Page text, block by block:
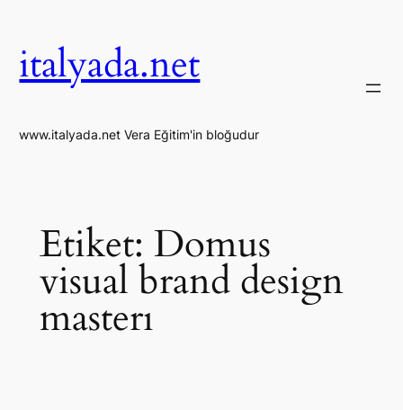
italyada.net
www.italyada.net Vera Eğitim'in bloğudur
Etiket: Domus
visual brand design
masterı